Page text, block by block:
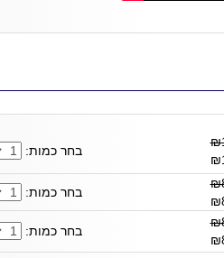
בחר כמות:
בחר כמות:
בחר כמות: